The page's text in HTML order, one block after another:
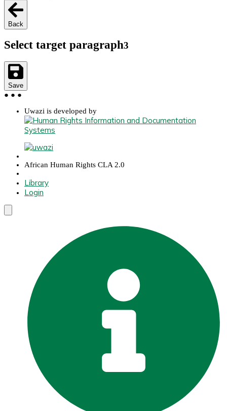
Back
Select target paragraph3
Save
● ● ●
Uwazi is developed by
African Human Rights CLA 2.0
Library
Login